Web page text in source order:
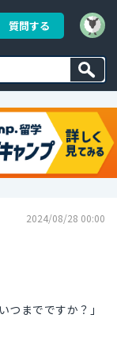
質問する
2024/08/28 00:00
つまでですか？」